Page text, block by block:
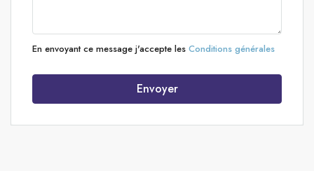
En envoyant ce message j'accepte les Conditions générales
Envoyer